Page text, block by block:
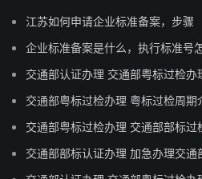
江苏如何申请企业标准备案，步骤
企业标准备案是什么，执行标准号
交通部认证办理 交通部粤标过检
交通部粤标过检办理 粤标过检周
交通部粤标过检办理 交通部部标
交通部部标认证办理 加急办理交通